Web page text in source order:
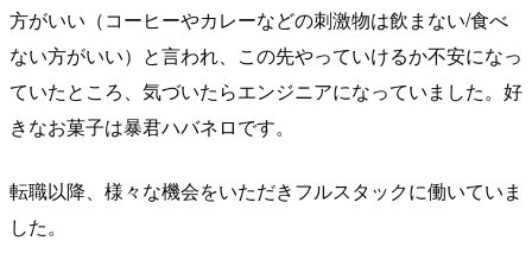
方がいい（コーヒーやカレーなどの刺激物は飲まない/食べ
ない方がいい）と言われ、この先やっていけるか不安になっ
ていたところ、気づいたらエンジニアになっていました。好
きなお菓子は暴君ハバネロです。
転職以降、様々な機会をいただきフルスタックに働いていま
した。